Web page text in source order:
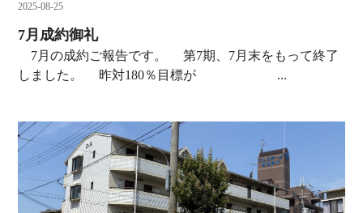
2025-08-25
7月成約御礼
7月の成約ご報告です。 第7期、7月末をもって終了
しました。 昨対180％目標が ...